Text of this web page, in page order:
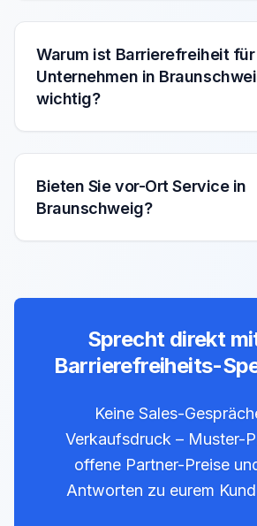
Warum ist Barrierefreiheit für
Unternehmen in
wichtig?
Bieten Sie vor-Ort Service in
Braunschweig?
Sprecht direkt
Barrierefreiheits-
Keine Sales-
Verkaufsdruck – Muster-
offene Partner-Preise
Antworten zu eurem